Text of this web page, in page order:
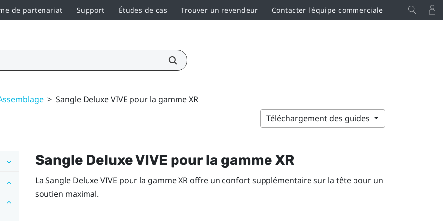
de partenariat Support Études de cas Trouver un revendeur Contacter l'équipe commerciale
> Sangle Deluxe VIVE pour la gamme XR
Téléchargement des guides
Sangle Deluxe VIVE pour la gamme XR
La Sangle Deluxe VIVE pour la gamme XRoffre un confort supplémentaire sur la tête pour un
soutien maximal.